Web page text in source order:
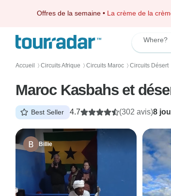
Offres de la semaine • La crème de la
Where?
Accueil 〉 Circuits Afrique 〉 Circuits Maroc 〉 Circuits Désert
Maroc Kasbahs et
Best Seller 8
4.7 (302 avis)
Billie